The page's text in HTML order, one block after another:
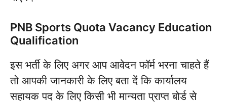
PNB Sports Quota Vacancy Education
Qualification
इस भर्ती के लिए अगर आप आवेदन फॉर्म भरना चाहते हैं
तो आपकी जानकारी के लिए बता दें कि कार्यालय
सहायक पद के लिए किसी भी मान्यता प्राप्त बोर्ड से